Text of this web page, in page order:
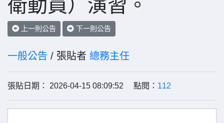
衛動員）演習。
上一則公告 下一則公告
一般公告 / 張貼者 總務主任
張貼日期： 2026-04-15 08:09:52 點閱： 112